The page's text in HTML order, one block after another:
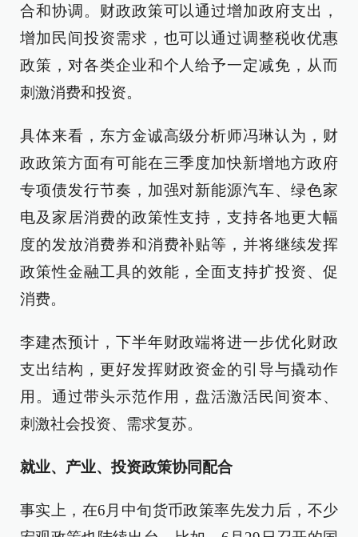
合和协调。财政政策可以通过增加政府支出，
增加民间投资需求，也可以通过调整税收优惠
政策，对各类企业和个人给予一定减免，从而
刺激消费和投资。
具体来看，东方金诚高级分析师冯琳认为，财
政政策方面有可能在三季度加快新增地方政府
专项债发行节奏，加强对新能源汽车、绿色家
电及家居消费的政策性支持，支持各地更大幅
度的发放消费券和消费补贴等，并将继续发挥
政策性金融工具的效能，全面支持扩投资、促
消费。
李建杰预计，下半年财政端将进一步优化财政
支出结构，更好发挥财政资金的引导与撬动作
用。通过带头示范作用，盘活激活民间资本、
刺激社会投资、需求复苏。
就业、产业、投资政策协同配合
事实上，在6月中旬货币政策率先发力后，不少